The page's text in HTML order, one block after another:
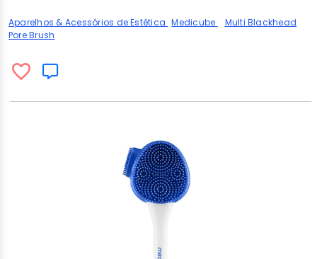
Aparelhos & Acessórios de Estética Medicube
Multi Blackhead
Pore Brush